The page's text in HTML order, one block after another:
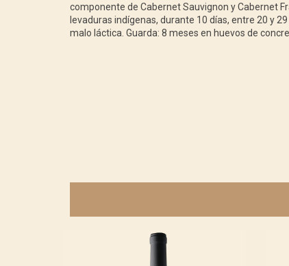
componente de Cabernet Sauvignon y Cabernet
levaduras indígenas, durante 10 días, entre 20 y
malo láctica. Guarda: 8 meses en huevos de